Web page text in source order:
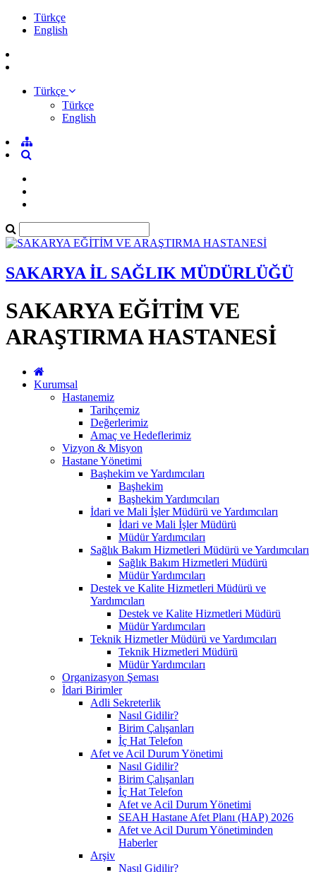
Türkçe
English
Türkçe
Türkçe
English
SAKARYA İL SAĞLIK MÜDÜRLÜĞÜ
SAKARYA EĞİTİM VE
ARAŞTIRMA HASTANESİ
Kurumsal
Hastanemiz
Tarihçemiz
Değerlerimiz
Amaç ve Hedeflerimiz
Vizyon & Misyon
Hastane Yönetimi
Başhekim ve Yardımcıları
Başhekim
Başhekim Yardımcıları
İdari ve Mali İşler Müdürü ve Yardımcıları
İdari ve Mali İşler Müdürü
Müdür Yardımcıları
Sağlık Bakım Hizmetleri Müdürü ve Yardımcıları
Sağlık Bakım Hizmetleri Müdürü
Müdür Yardımcıları
Destek ve Kalite Hizmetleri Müdürü ve
Yardımcıları
Destek ve Kalite Hizmetleri Müdürü
Müdür Yardımcıları
Teknik Hizmetler Müdürü ve Yardımcıları
Teknik Hizmetleri Müdürü
Müdür Yardımcıları
Organizasyon Şeması
İdari Birimler
Adli Sekreterlik
Nasıl Gidilir?
Birim Çalışanları
İç Hat Telefon
Afet ve Acil Durum Yönetimi
Nasıl Gidilir?
Birim Çalışanları
İç Hat Telefon
Afet ve Acil Durum Yönetimi
SEAH Hastane Afet Planı (HAP) 2026
Afet ve Acil Durum Yönetiminden
Haberler
Arşiv
Nasıl Gidilir?